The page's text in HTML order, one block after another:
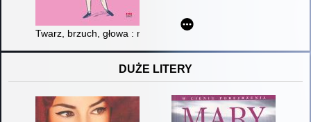
Twarz, brzuch, głowa : memeuar graficzny
DUŻE LITERY